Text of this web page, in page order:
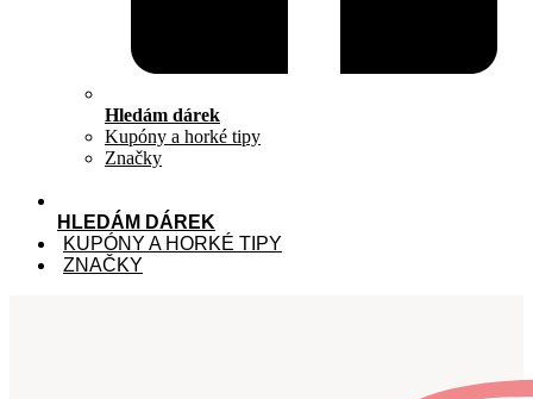
Hledám dárek
Kupóny a horké tipy
Značky
HLEDÁM DÁREK
KUPÓNY A HORKÉ TIPY
ZNAČKY